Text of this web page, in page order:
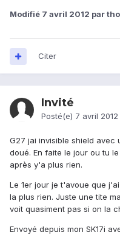
Modifié 7 avril 2012 par
Citer
Invité
Posté(e) 7 avril 2012
G27 jai invisible shield avec
doué. En faite le jour ou tu
après y'a plus rien.
Le 1er jour je t'avoue que
la plus rien. Juste une tite
voit quasiment pas si on la
Envoyé depuis mon SK17i